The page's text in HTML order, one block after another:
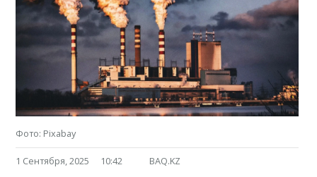
Фото: Рixabay
1 Сентября, 2025 10:42 BAQ.KZ